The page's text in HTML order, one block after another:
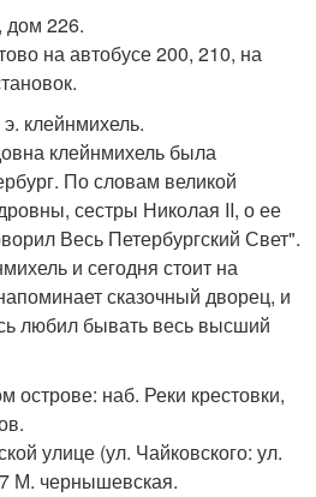
дом 226.
на автобусе 200, 210, на
клейнмихель.
клейнмихель была
По словам великой
сестры Николая II, о ее
Весь Петербургский Свет".
и сегодня стоит на
сказочный дворец, и
любил бывать весь высший
острове: наб. Реки крестовки,
улице (ул. Чайковского: ул.
М. чернышевская.